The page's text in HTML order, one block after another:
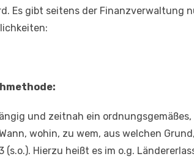
Es gibt seitens der Finanzverwaltung
und zeitnah ein
wohin, zu wem, aus welchen
(s.o.). Hierzu heißt es im o.g.